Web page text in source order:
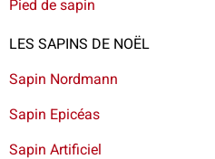
Pied de sapin
LES SAPINS DE NOËL
Sapin Nordmann
Sapin Epicéas
Sapin Artificiel